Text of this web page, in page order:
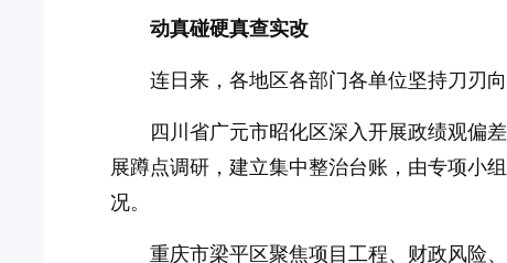
动真碰硬真查实改
连日来，各地区各部门各单位坚持刀刃
四川省广元市昭化区深入开展政绩观偏
展蹲点调研，建立集中整治台账，由专项小
况。
重庆市梁平区聚焦项目工程、财政风险